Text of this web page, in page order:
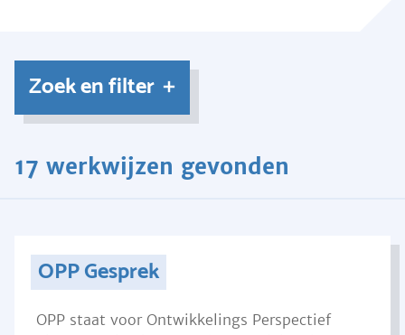
Zoek en filter
17 werkwijzen gevonden
OPP Gesprek
OPP staat voor Ontwikkelings Perspectief